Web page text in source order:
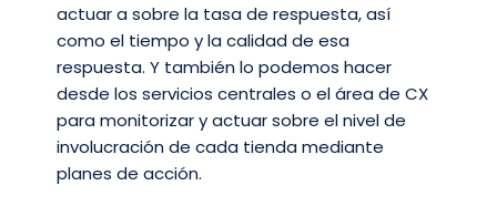
actuar a sobre la tasa de respuesta, así
como el tiempo y la calidad de esa
respuesta. Y también lo podemos hacer
desde los servicios centrales o el área de CX
para monitorizar y actuar sobre el nivel de
involucración de cada tienda mediante
planes de acción.